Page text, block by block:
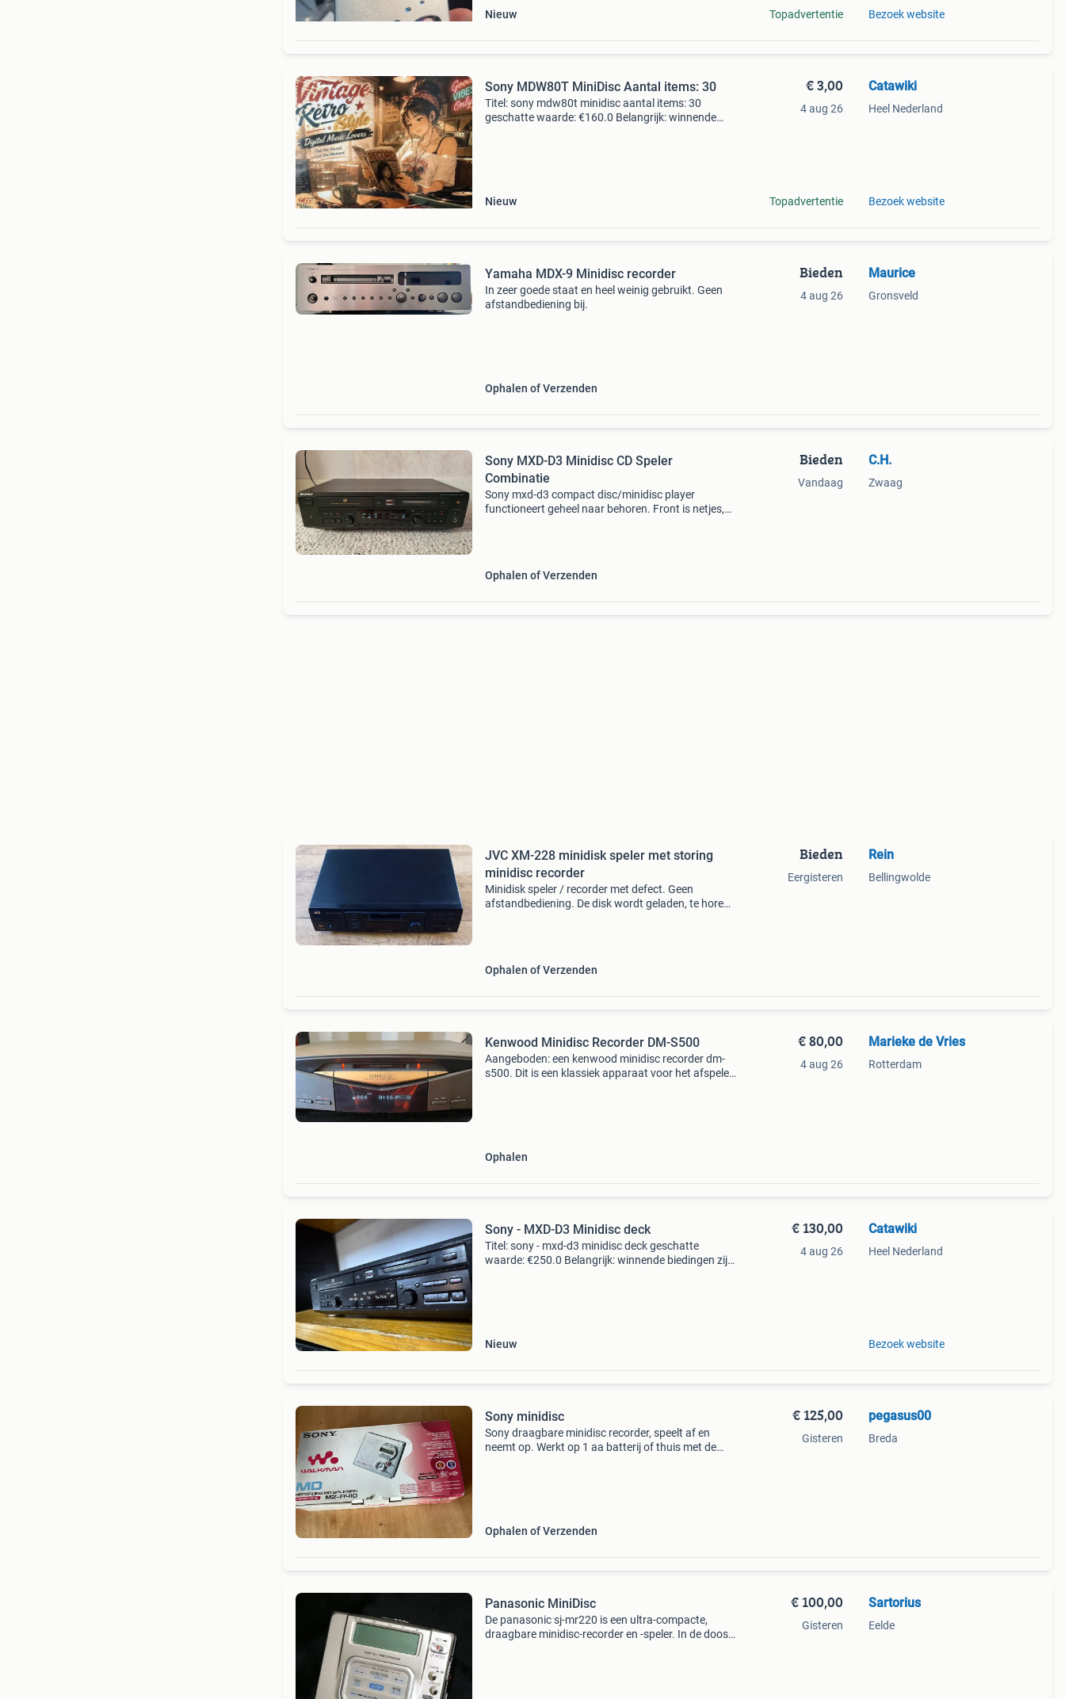
Nieuw
Topadvertentie Bezoek website
Sony MDW80T MiniDisc Aantal items: 30
Titel: sony mdw80t minidisc aantal items: 30
geschatte waarde: €160.0 Belangrijk: winnende
Nieuw
€ 3,00
4 aug 26
Topadvertentie
Catawiki
Heel Nederland
Bezoek website
Yamaha MDX-9 Minidisc recorder
In zeer goede staat en heel weinig gebruikt. Geen
afstandbediening bij.
Ophalen of Verzenden
Bieden
4 aug 26
Maurice
Gronsveld
Sony MXD-D3 Minidisc CD Speler
Combinatie
Sony mxd-d3 compact disc/minidisc player
functioneert geheel naar behoren. Front is netjes,
Ophalen of Verzenden
Bieden
Vandaag
C.H.
Zwaag
JVC XM-228 minidisk speler met storing
minidisc recorder
Minidisk speler / recorder met defect. Geen
afstandbediening. De disk wordt geladen, te horen
Ophalen of Verzenden
Bieden
Eergisteren
Rein
Bellingwolde
Kenwood Minidisc Recorder DM-S500
Aangeboden: een kenwood minidisc recorder dm-
s500. Dit is een klassiek apparaat voor het afspelen
Ophalen
€ 80,00
4 aug 26
Marieke de Vries
Rotterdam
Sony - MXD-D3 Minidisc deck
Titel: sony - mxd-d3 minidisc deck geschatte
waarde: €250.0 Belangrijk: winnende biedingen zijn
Nieuw
€ 130,00
4 aug 26
Catawiki
Heel Nederland
Bezoek website
Sony minidisc
Sony draagbare minidisc recorder, speelt af en
neemt op. Werkt op 1 aa batterij of thuis met de
Ophalen of Verzenden
€ 125,00
Gisteren
pegasus00
Breda
Panasonic MiniDisc
De panasonic sj-mr220 is een ultra-compacte,
draagbare minidisc-recorder en -speler. In de doos
€ 100,00
Gisteren
Sartorius
Eelde